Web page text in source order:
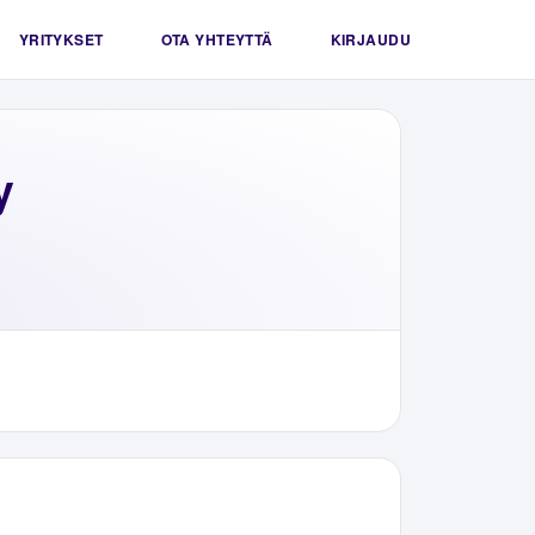
YRITYKSET OTA YHTEYTTÄ KIRJAUDU